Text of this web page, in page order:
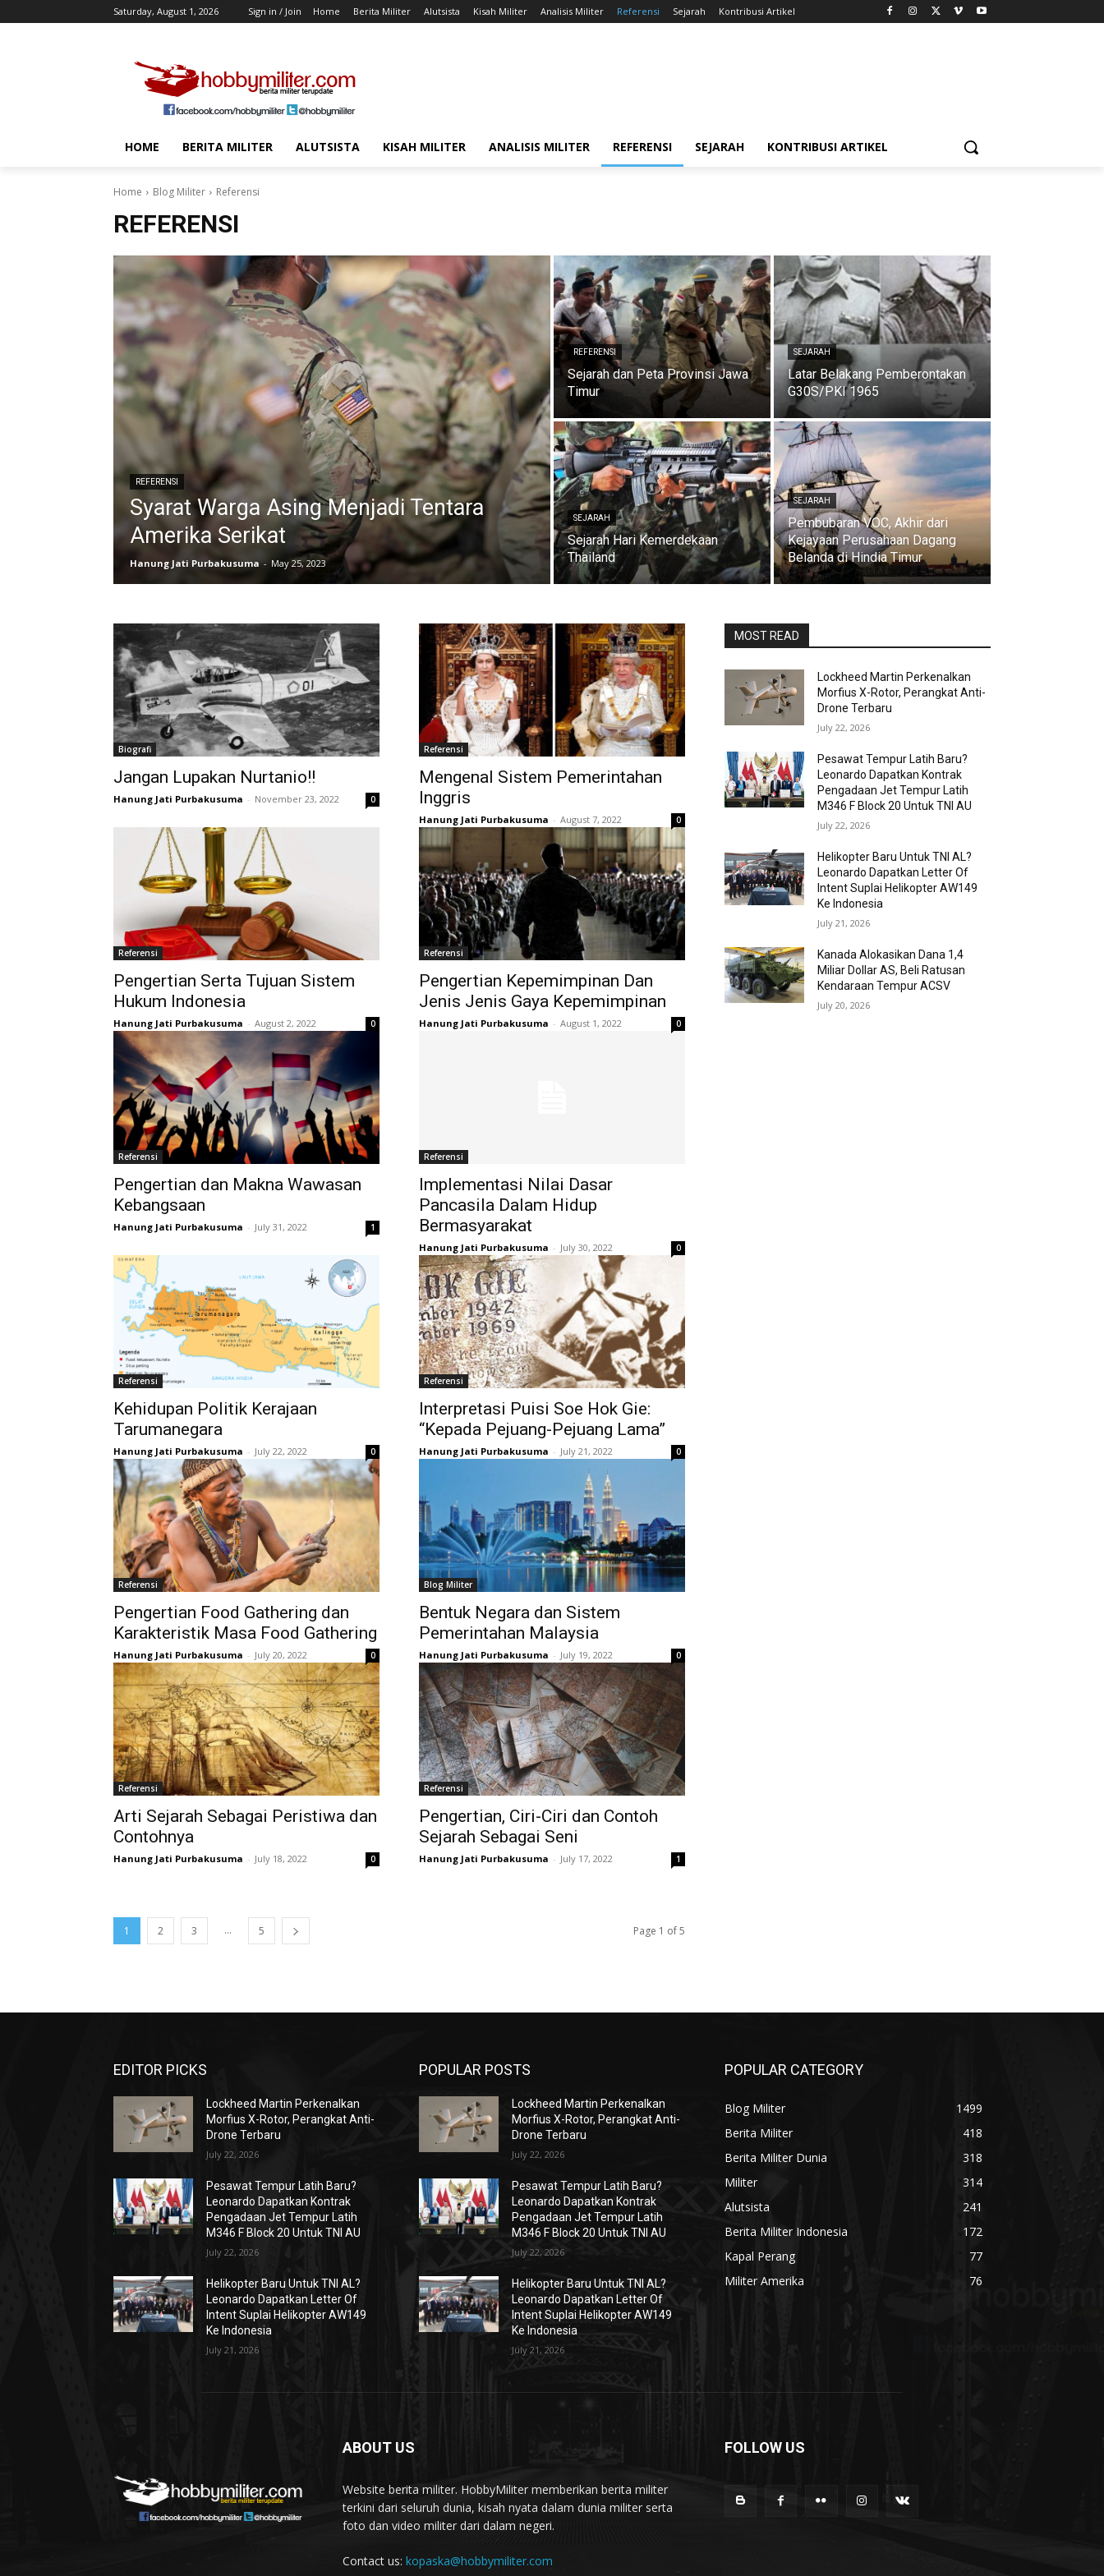
Saturday, August 1, 2026 Sign in / Join Home Berita Militer Alutsista Kisah Militer Analisis Militer Referensi Sejarah Kontribusi Artikel
HOME BERITA MILITER ALUTSISTA KISAH MILITER ANALISIS MILITER REFERENSI SEJARAH KONTRIBUSI ARTIKEL
Home Blog Militer Referensi
REFERENSI
REFERENSI
Syarat Warga Asing Menjadi Tentara
Amerika Serikat
Hanung Jati Purbakusuma - May 25, 2023
REFERENSI
Sejarah dan Peta Provinsi Jawa
Timur
SEJARAH
Latar Belakang Pemberontakan
G30S/PKI 1965
SEJARAH
Sejarah Hari Kemerdekaan
Thailand
SEJARAH
Pembubaran VOC, Akhir dari
Kejayaan Perusahaan Dagang
Belanda di Hindia Timur
Biografi
Jangan Lupakan Nurtanio!!
Hanung Jati Purbakusuma - November 23, 2022 0
Referensi
Mengenal Sistem Pemerintahan
Inggris
Hanung Jati Purbakusuma - August 7, 2022 0
Referensi
Pengertian Serta Tujuan Sistem
Hukum Indonesia
Hanung Jati Purbakusuma - August 2, 2022 0
Referensi
Pengertian Kepemimpinan Dan
Jenis Jenis Gaya Kepemimpinan
Hanung Jati Purbakusuma - August 1, 2022 0
Referensi
Pengertian dan Makna Wawasan
Kebangsaan
Hanung Jati Purbakusuma - July 31, 2022 1
Referensi
Implementasi Nilai Dasar
Pancasila Dalam Hidup
Bermasyarakat
Hanung Jati Purbakusuma - July 30, 2022 0
Referensi
Kehidupan Politik Kerajaan
Tarumanegara
Hanung Jati Purbakusuma - July 22, 2022 0
Referensi
Interpretasi Puisi Soe Hok Gie:
“Kepada Pejuang-Pejuang Lama”
Hanung Jati Purbakusuma - July 21, 2022 0
Referensi
Pengertian Food Gathering dan
Karakteristik Masa Food Gathering
Hanung Jati Purbakusuma - July 20, 2022 0
Blog Militer
Bentuk Negara dan Sistem
Pemerintahan Malaysia
Hanung Jati Purbakusuma - July 19, 2022 0
Referensi
Arti Sejarah Sebagai Peristiwa dan
Contohnya
Hanung Jati Purbakusuma - July 18, 2022 0
Referensi
Pengertian, Ciri-Ciri dan Contoh
Sejarah Sebagai Seni
Hanung Jati Purbakusuma - July 17, 2022 1
1 2 3 ... 5 Page 1 of 5
MOST READ
Lockheed Martin Perkenalkan
Morfius X-Rotor, Perangkat Anti-
Drone Terbaru
July 22, 2026
Pesawat Tempur Latih Baru?
Leonardo Dapatkan Kontrak
Pengadaan Jet Tempur Latih
M346 F Block 20 Untuk TNI AU
July 22, 2026
Helikopter Baru Untuk TNI AL?
Leonardo Dapatkan Letter Of
Intent Suplai Helikopter AW149
Ke Indonesia
July 21, 2026
Kanada Alokasikan Dana 1,4
Miliar Dollar AS, Beli Ratusan
Kendaraan Tempur ACSV
July 20, 2026
EDITOR PICKS
Lockheed Martin Perkenalkan
Morfius X-Rotor, Perangkat Anti-
Drone Terbaru
July 22, 2026
Pesawat Tempur Latih Baru?
Leonardo Dapatkan Kontrak
Pengadaan Jet Tempur Latih
M346 F Block 20 Untuk TNI AU
July 22, 2026
Helikopter Baru Untuk TNI AL?
Leonardo Dapatkan Letter Of
Intent Suplai Helikopter AW149
Ke Indonesia
July 21, 2026
POPULAR POSTS
Lockheed Martin Perkenalkan
Morfius X-Rotor, Perangkat Anti-
Drone Terbaru
July 22, 2026
Pesawat Tempur Latih Baru?
Leonardo Dapatkan Kontrak
Pengadaan Jet Tempur Latih
M346 F Block 20 Untuk TNI AU
July 22, 2026
Helikopter Baru Untuk TNI AL?
Leonardo Dapatkan Letter Of
Intent Suplai Helikopter AW149
Ke Indonesia
July 21, 2026
POPULAR CATEGORY
Blog Militer
1499
Berita Militer
418
Berita Militer Dunia
318
Militer
314
Alutsista
241
Berita Militer Indonesia
172
Kapal Perang
77
Militer Amerika
76
ABOUT US
Website berita militer. HobbyMiliter memberikan berita militer
terkini dari seluruh dunia, kisah nyata dalam dunia militer serta
foto dan video militer dari dalam negeri.
Contact us: kopaska@hobbymiliter.com
FOLLOW US